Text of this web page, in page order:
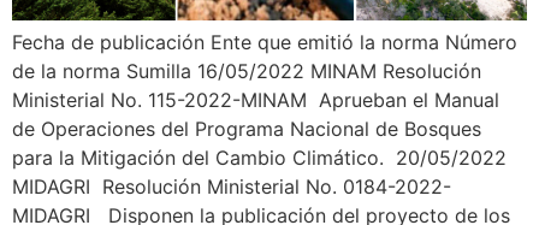
Fecha de publicación Ente que emitió la norma Número
de la norma Sumilla 16/05/2022 MINAM Resolución
Ministerial No. 115-2022-MINAM Aprueban el Manual
de Operaciones del Programa Nacional de Bosques
para la Mitigación del Cambio Climático. 20/05/2022
MIDAGRI Resolución Ministerial No. 0184-2022-
MIDAGRI Disponen la publicación del proyecto de los